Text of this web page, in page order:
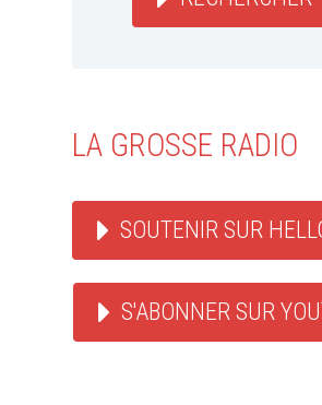
LA GROSSE RADIO
SOUTENIR SUR
S'ABONNER SUR